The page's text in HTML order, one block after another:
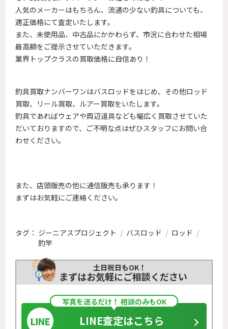
人気のメーカーはもちろん、流通の少ない釣具についても、
適正価格にて査定いたします。
また、未使用品、中古品にかかわらず、市況に合わせた相場
最高額をご提示させていただきます。
業界トップクラスの買取価格に自信あり！
釣具買取ナンバーワンはバスロッドをはじめ、その他ロッド
買取、リール買取、ルアー買取をいたします。
釣具であればウェアや周辺道具なども幅広く買取させていた
だいておりますので、ご不明な点はぜひスタッフにお問い合
わせください。
また、店頭販売の他に通信販売も承ります！
まずはお気軽にご連絡ください。
タグ： ジーニアスプロジェクト / バスロッド / ロッド /
釣竿
土日祝日もOK！
まずはお気軽にご相談ください
写真を送るだけ！ 相談のみもOK
LINE査定はこちら